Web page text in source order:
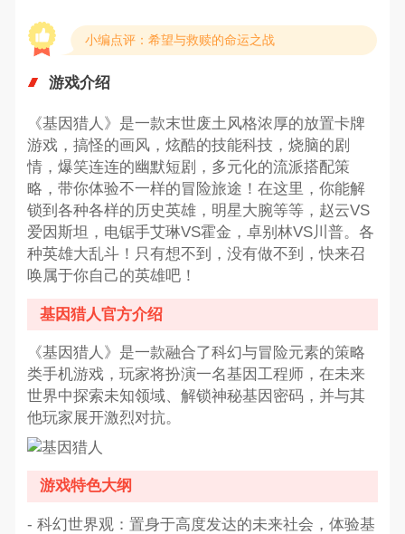
小编点评：希望与救赎的命运之战
游戏介绍
《基因猎人》是一款末世废土风格浓厚的放置卡牌
游戏，搞怪的画风，炫酷的技能科技，烧脑的剧
情，爆笑连连的幽默短剧，多元化的流派搭配策
略，带你体验不一样的冒险旅途！在这里，你能解
锁到各种各样的历史英雄，明星大腕等等，赵云VS
爱因斯坦，电锯手艾琳VS霍金，卓别林VS川普。各
种英雄大乱斗！只有想不到，没有做不到，快来召
唤属于你自己的英雄吧！
基因猎人官方介绍
《基因猎人》是一款融合了科幻与冒险元素的策略
类手机游戏，玩家将扮演一名基因工程师，在未来
世界中探索未知领域、解锁神秘基因密码，并与其
他玩家展开激烈对抗。
游戏特色大纲
- 科幻世界观：置身于高度发达的未来社会，体验基